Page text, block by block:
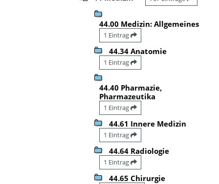
44.00 Medizin: Allgemeines
1 Eintrag
44.34 Anatomie
1 Eintrag
44.40 Pharmazie,
Pharmazeutika
1 Eintrag
44.61 Innere Medizin
1 Eintrag
44.64 Radiologie
1 Eintrag
44.65 Chirurgie